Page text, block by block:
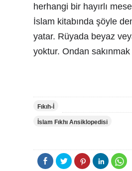
herhangi bir hayırlı
İslam kitabında şöyle
yatar. Rüyada beyaz
yoktur. Ondan
Fıkıh-İ
İslam Fıkhı Ansiklopedisi